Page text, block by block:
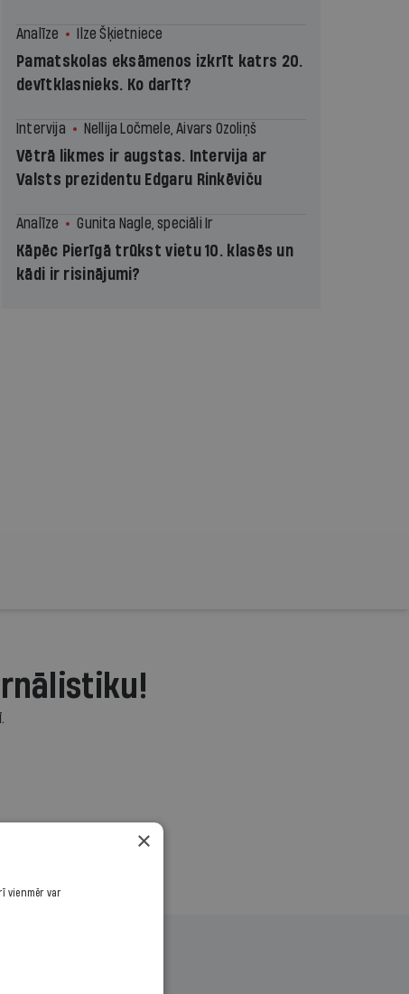
Analīze Ilze Šķietniece
Pamatskolas eksāmenos izkrīt katrs 20.
devītklasnieks. Ko darīt?
Intervija Nellija Ločmele, Aivars Ozoliņš
Vētrā likmes ir augstas. Intervija ar
Valsts prezidentu Edgaru Rinkēviču
Analīze Gunita Nagle, speciāli Ir
Kāpēc Pierīgā trūkst vietu 10. klasēs un
kādi ir risinājumi?
×
vienmēr var